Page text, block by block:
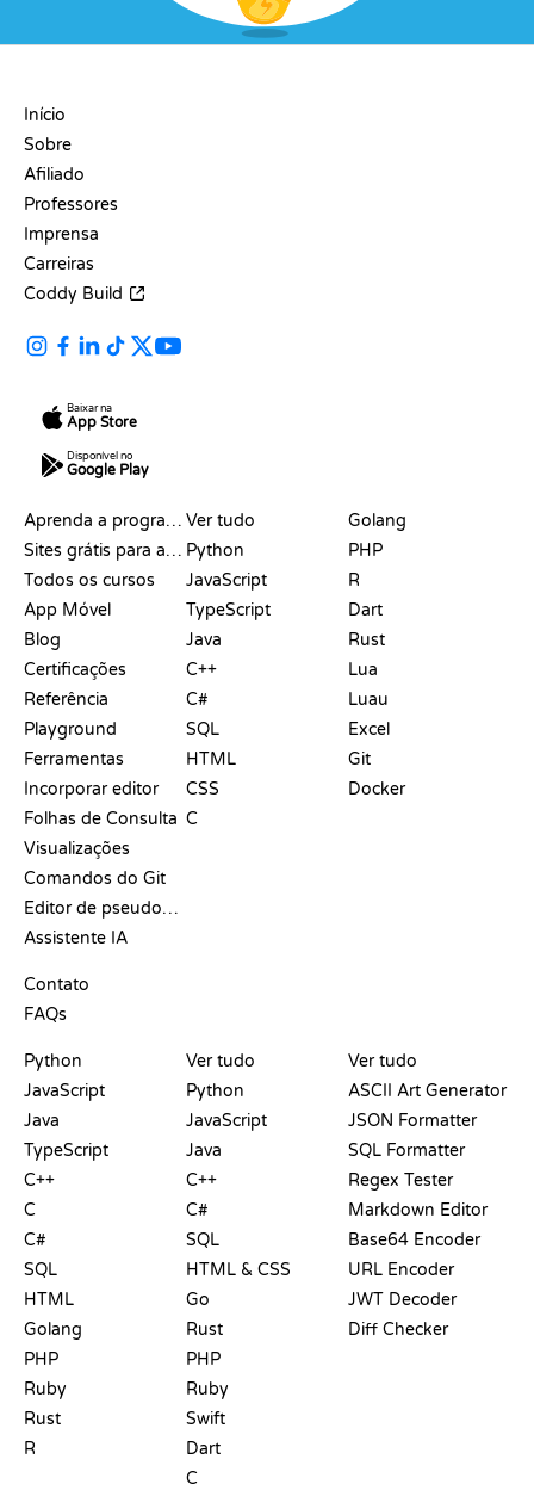
Início
Sobre
Afiliado
Professores
Imprensa
Carreiras
Coddy Build
Baixar na
App Store
Disponível no
Google Play
Aprenda a programar
Sites grátis para aprender a programar
Todos os cursos
App Móvel
Blog
Certificações
Referência
Playground
Ferramentas
Incorporar editor
Folhas de Consulta
Visualizações
Comandos do Git
Editor de pseudocódigo
Assistente IA
Contato
FAQs
Ver tudo
Python
JavaScript
TypeScript
Java
C++
C#
SQL
HTML
CSS
C
Golang
PHP
R
Dart
Rust
Lua
Luau
Excel
Git
Docker
Python
JavaScript
Java
TypeScript
C++
C
C#
SQL
HTML
Golang
PHP
Ruby
Rust
R
Ver tudo
Python
JavaScript
Java
C++
C#
SQL
HTML & CSS
Go
Rust
PHP
Ruby
Swift
Dart
C
Ver tudo
ASCII Art Generator
JSON Formatter
SQL Formatter
Regex Tester
Markdown Editor
Base64 Encoder
URL Encoder
JWT Decoder
Diff Checker